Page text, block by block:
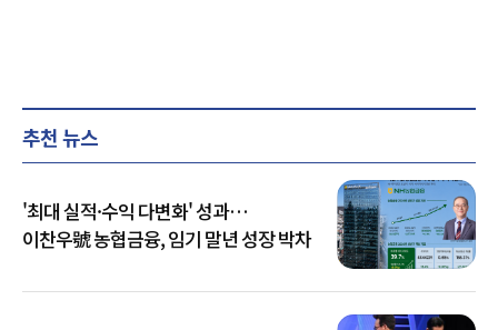
추천 뉴스
'최대 실적·수익 다변화' 성과…
이찬우號 농협금융, 임기 말년 성장 박차